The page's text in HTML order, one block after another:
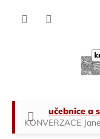
Domů
učebnice a
KONVERZACE